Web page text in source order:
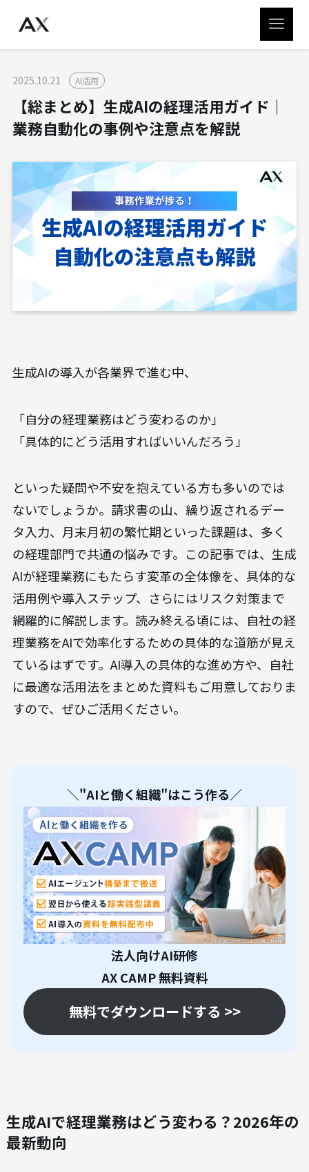
2025.10.21 AI活用
【総まとめ】生成AIの経理活用ガイド｜
業務自動化の事例や注意点を解説
生成AIの導入が各業界で進む中、
「自分の経理業務はどう変わるのか」
「具体的にどう活用すればいいんだろう」
といった疑問や不安を抱えている方も多いのでは
ないでしょうか。請求書の山、繰り返されるデー
タ入力、月末月初の繁忙期といった課題は、多く
の経理部門で共通の悩みです。この記事では、生成
AIが経理業務にもたらす変革の全体像を、具体的な
活用例や導入ステップ、さらにはリスク対策まで
網羅的に解説します。読み終える頃には、自社の経
理業務をAIで効率化するための具体的な道筋が見え
ているはずです。AI導入の具体的な進め方や、自社
に最適な活用法をまとめた資料もご用意しておりま
すので、ぜひご活用ください。
＼"AIと働く組織"はこう作る／
法人向けAI研修
AX CAMP 無料資料
無料でダウンロードする >>
生成AIで経理業務はどう変わる？2026年の
最新動向